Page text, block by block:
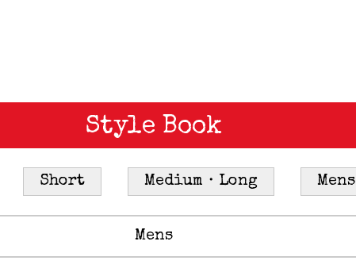
Style Book
Short Medium・Long Mens
Mens